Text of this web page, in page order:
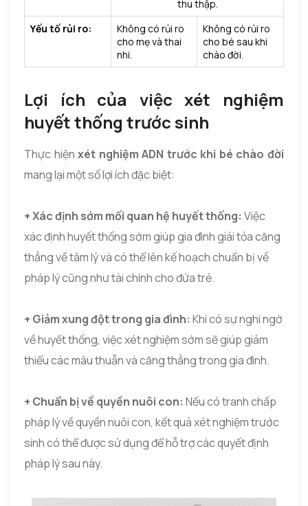
thu thập.
Yếu tố rủi ro:
Không có rủi ro
cho mẹ và thai
nhi.
Không có rủi ro
cho bé sau khi
chào đời.
Lợi ích của việc xét nghiệm
huyết thống trước sinh
Thực hiệnxét nghiệm ADN trước khi bé chào đời
mang lại một số lợi ích đặc biệt:
+ Xác định sớm mối quan hệ huyết thống: Việc
xác định huyết thống sớm giúp gia đình giải tỏa căng
thẳng về tâm lý và có thể lên kế hoạch chuẩn bị về
pháp lý cũng như tài chính cho đứa trẻ.
+ Giảm xung đột trong gia đình: Khi có sự nghi ngờ
về huyết thống, việc xét nghiệm sớm sẽ giúp giảm
thiểu các mâu thuẫn và căng thẳng trong gia đình.
+ Chuẩn bị về quyền nuôi con: Nếu có tranh chấp
pháp lý về quyền nuôi con, kết quả xét nghiệm trước
sinh có thể được sử dụng để hỗ trợ các quyết định
pháp lý sau này.